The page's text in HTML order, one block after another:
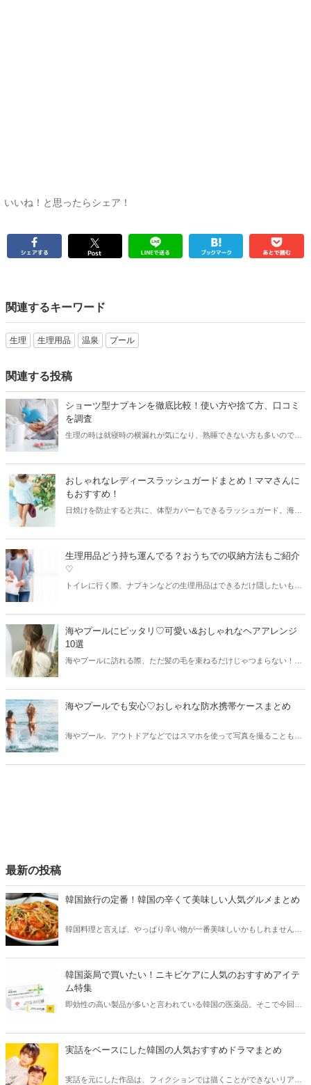
いいね！と思ったらシェア！
関連するキーワード
生理 生理用品 温泉 プール
関連する投稿
ショーツ型ナプキンを徹底比較！使い方や捨て方、口コミ
を調査
生理の時は就寝時の横漏れが気になり、熟睡できない方も多いのでは
おしゃれなレディースラッシュガードまとめ！ママさんに
もおすすめ！
日焼けを防止すると共に、体型カバーもできるラッシュガード。海や
い、おしゃれなラッシュガードをご紹介します！
生理用品どう持ち運んでる？おうちでの収納方法もご紹介
♡
トイレに行く際、ナプキンなどの生理用品はできるだけ隠したいも
海やプールにピッタリ♡可愛い&おしゃれなヘアアレンジ
10選
海やプールに訪れる際、ただ髪の毛を束ねるだけじゃつまらない！そ
海やプールでも安心♡おしゃれな防水携帯ケースまとめ
海やプール、アウトドアなどではスマホを使って写真を撮ることも多
最新の投稿
韓国旅行の定番！韓国の辛くて美味しい人気グルメまとめ
韓国料理と言えば、やっぱり辛い物が一番美味しいかもしれません。
方も必見です。
韓国薬局で買いたい！ニキビケアに人気のおすすめアイテ
ム特集
即効性の高い製品が多いと言われている韓国の医薬品。そこで今回は
う。
実話をベースにした韓国の人気おすすめドラマまとめ
実話を元にした作品は、フィクションでは描くことができないリアル